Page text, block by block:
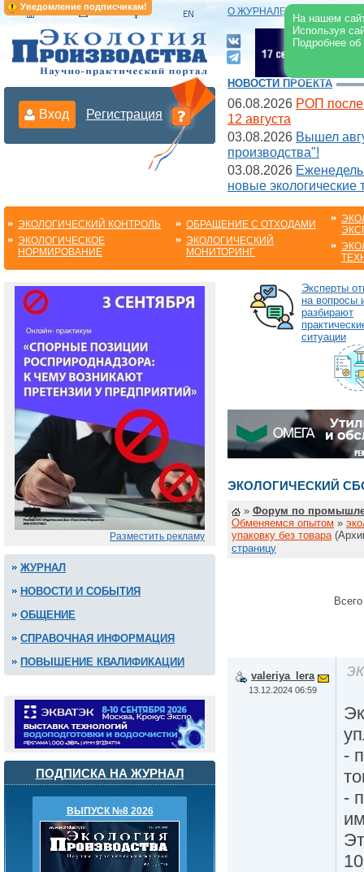
Уведомление подписчикам!
На нашем
Используя
Подробнее
О ЖУРНАЛЕ |
Вход Регистрация
НОВОСТИ ПРОЕКТА
06.08.2026 РОП после
12 августа
03.08.2026 Вышел
производства"!
03.08.2026
новые экологические
ЭКОЛОГИЧЕСКИЙ КОНТРОЛЬ
ЭКОЛОГИЧЕСКОЕ
НОРМИРОВАНИЕ
ОБРАЩЕНИЕ С ОТХОДАМИ
ЭКОЛОГИЧЕСКИЙ
МОНИТОРИНГ
Разместить рекламу
ЖУРНАЛ
НОВОСТИ И СОБЫТИЯ
ОБЩЕНИЕ
СПРАВОЧНАЯ ИНФОРМАЦИЯ
ПОВЫШЕНИЕ КВАЛИФИКАЦИИ
ПОДПИСКА НА ЖУРНАЛ
ВЫПУСК №8 2026
Эксперты
на вопросы
разбирают
ситуации
ЭКОЛОГИЧЕСКИЙ
» Форум по
Обменяемся опытом »
упаковку без товара
страницу
valeriya_lera
13.12.2024 06:59
-
-